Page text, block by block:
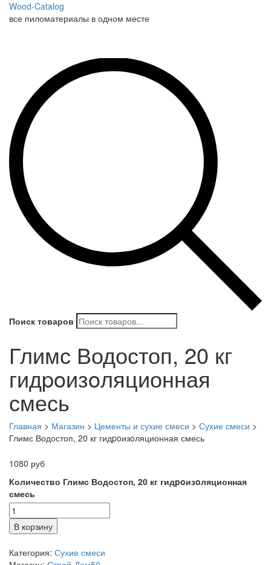
Wood-Catalog
все пиломатериалы в одном месте
Поиск товаров
Глимс Водостоп, 20 кг
гидpoизoляционная
смесь
Главная > Магазин > Цементы и сухие смеси > Сухие смеси >
Глимс Водостоп, 20 кг гидpoизoляционная смесь
1080 руб
Количество Глимс Водостоп, 20 кг гидpoизoляционная
смесь
В корзину
Категория: Сухие смеси